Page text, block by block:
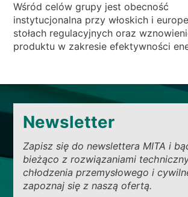
Wśród celów grupy jest obecność
instytucjonalna przy włoskich i
stołach regulacyjnych oraz
produktu w zakresie efektywności
Newsletter
Zapisz się do newslettera MITA i
bieżąco z rozwiązaniami
chłodzenia przemysłowego i
zapoznaj się z naszą ofertą.